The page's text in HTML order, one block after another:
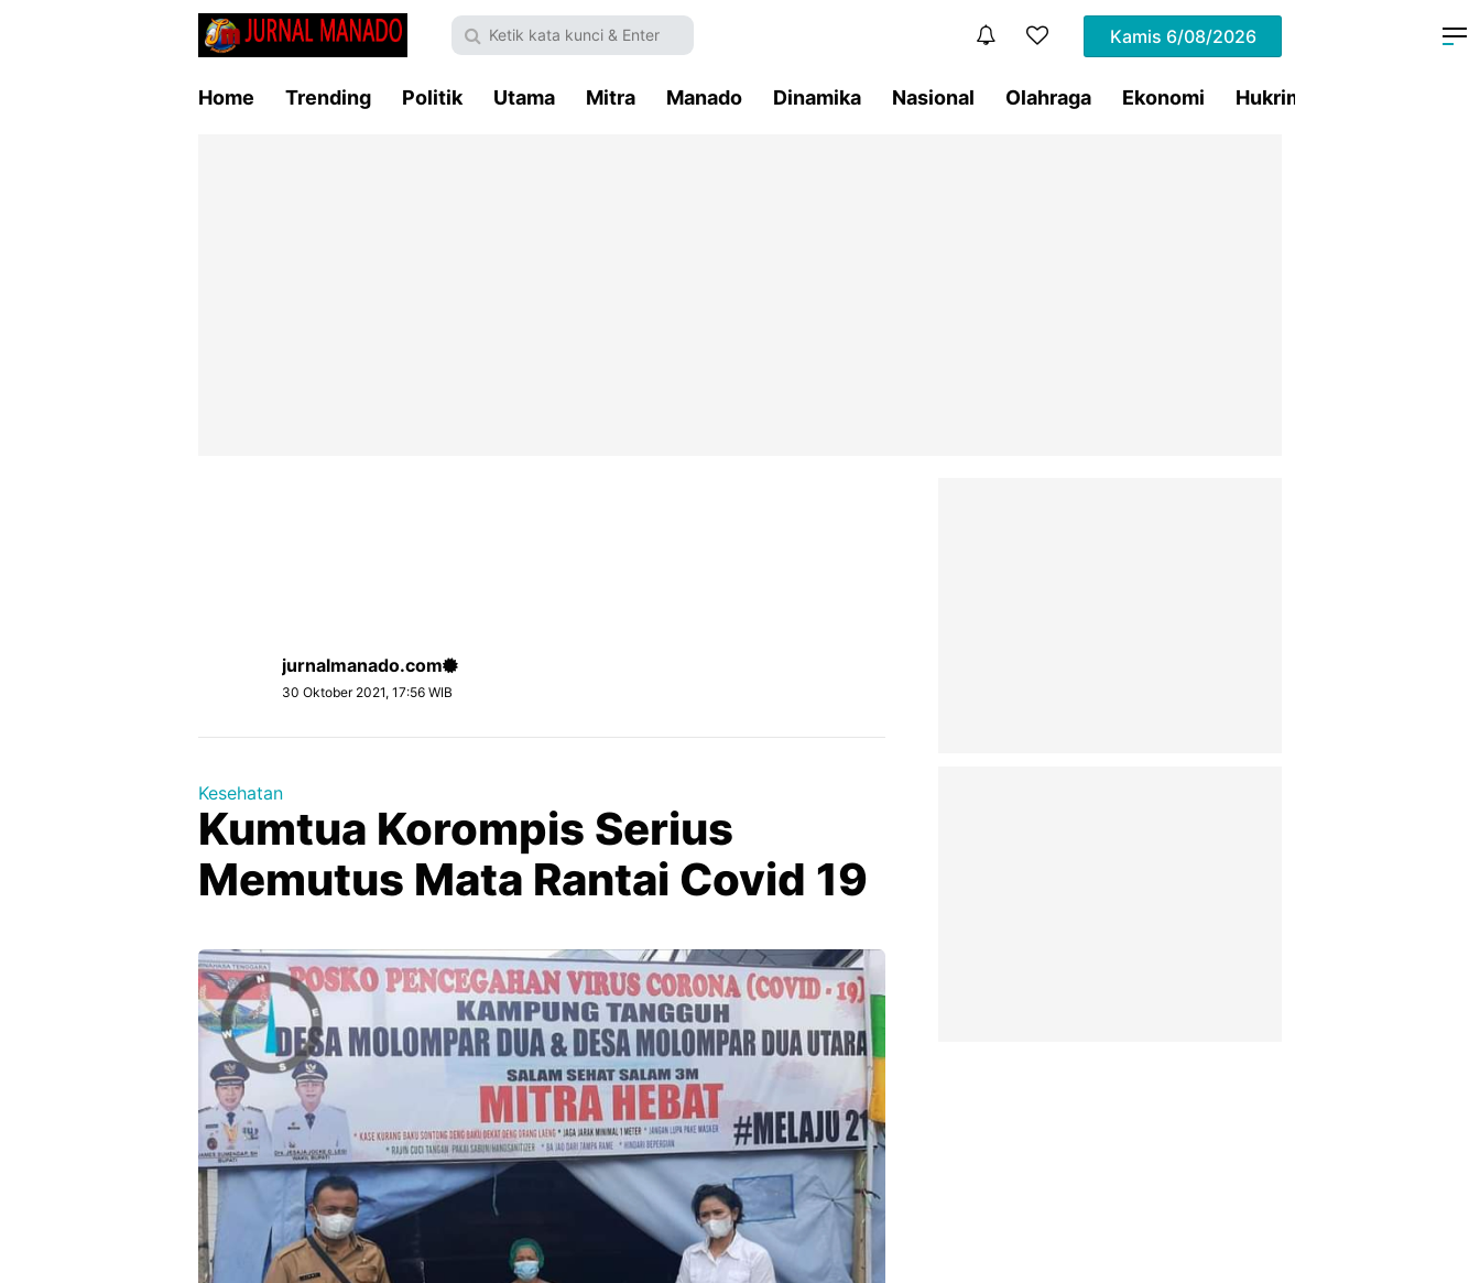
Kamis 6/08/2026
Home Trending Politik Utama Mitra Manado Dinamika Nasional Olahraga Ekonomi Hukrim
jurnalmanado.com
30 Oktober 2021, 17:56 WIB
Kesehatan
Kumtua Korompis Serius
Memutus Mata Rantai Covid 19